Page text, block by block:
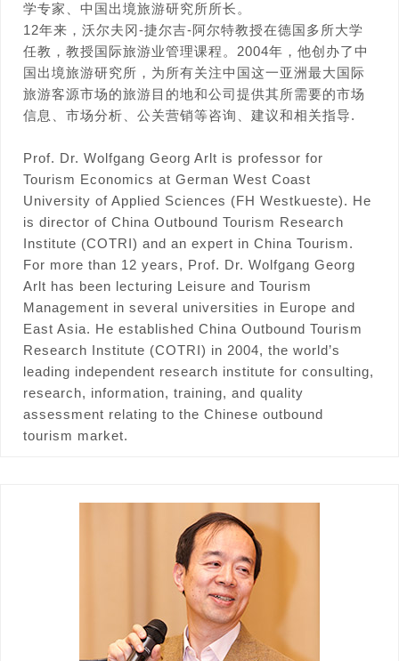
学专家、中国出境旅游研究所所长。
12年来，沃尔夫冈-捷尔吉-阿尔特教授在德国多所大学
任教，教授国际旅游业管理课程。2004年，他创办了中
国出境旅游研究所，为所有关注中国这一亚洲最大国际
旅游客源市场的旅游目的地和公司提供其所需要的市场
信息、市场分析、公关营销等咨询、建议和相关指导.
Prof. Dr. Wolfgang Georg Arlt is professor for
Tourism Economics at German West Coast
University of Applied Sciences (FH Westkueste). He
is director of China Outbound Tourism Research
Institute (COTRI) and an expert in China Tourism.
For more than 12 years, Prof. Dr. Wolfgang Georg
Arlt has been lecturing Leisure and Tourism
Management in several universities in Europe and
East Asia. He established China Outbound Tourism
Research Institute (COTRI) in 2004, the world’s
leading independent research institute for consulting,
research, information, training, and quality
assessment relating to the Chinese outbound
tourism market.